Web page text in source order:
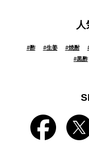
人
#酢 #生姜 #焼酎
#黒酢